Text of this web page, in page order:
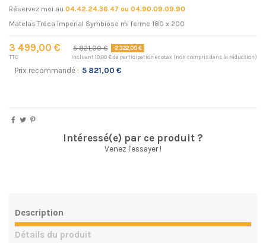
Réservez moi au 04.42.24.36.47 ou 04.90.09.09.90
Matelas Tréca Imperial Symbiose mi ferme 180 x 200
3 499,00 € 5 821,00 € -2 322,00 €
Incluant 10,00 € de participation ecotax (non compris dans la réduction)
TTC
Prix recommandé : 5 821,00 €
Intéressé(e) par ce produit ?
Venez l'essayer !
Description
Détails du produit